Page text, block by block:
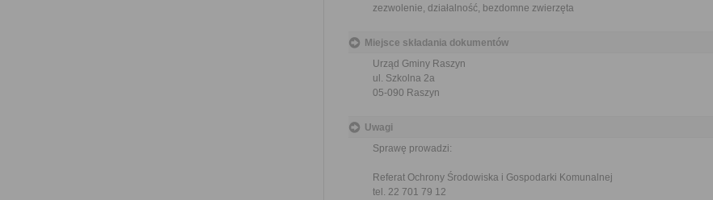
zezwolenie, działalność, bezdomne zwierzęta
Miejsce składania dokumentów
Urząd Gminy Raszyn
ul. Szkolna 2a
05-090 Raszyn
Uwagi
Sprawę prowadzi:
Referat Ochrony Środowiska i Gospodarki Komunalnej
tel. 22 701 79 12